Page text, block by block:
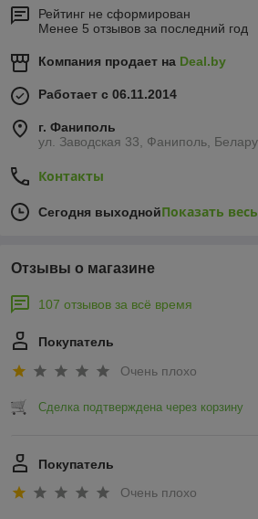
Рейтинг не сформирован
Менее 5 отзывов за последний год
Компания продает на Deal.by
Работает с 06.11.2014
г. Фаниполь
ул. Заводская 33, Фаниполь,
Контакты
Сегодня выходнойПоказать
Отзывы о магазине
107 отзывов за всё время
Покупатель
Очень плохо
Сделка подтверждена через корзину
Покупатель
Очень плохо